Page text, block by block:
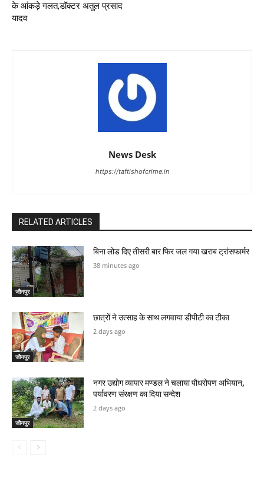
के आंकड़े गलत,डॉक्टर अतुल प्रसाद
यादव
News Desk
https://taftishofcrime.in
RELATED ARTICLES
जौनपुर
बिना लोड दिए तीसरी बार फिर जल गया खराब ट्रांसफार्मर
38 minutes ago
जौनपुर
छात्रों ने उत्साह के साथ लगवाया डीपीटी का टीका
2 days ago
जौनपुर
नगर उद्योग व्यापार मण्डल ने चलाया पौधरोपण अभियान,
पर्यावरण संरक्षण का दिया सन्देश
2 days ago